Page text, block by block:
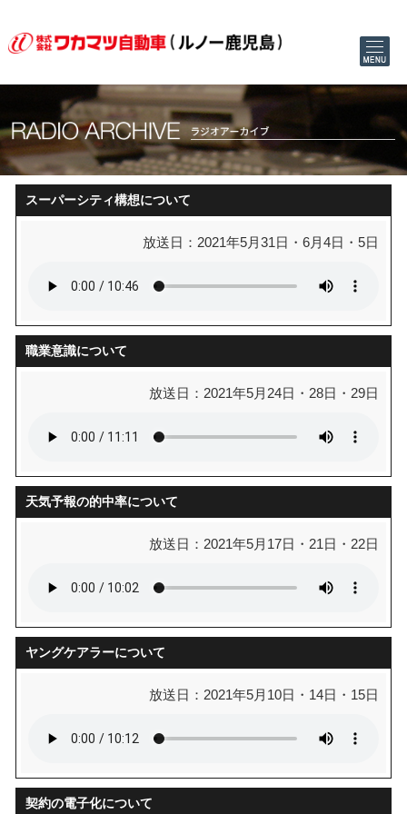
スーパーシティ構想について
放送日：2021年5月31日・6月4日・5日
職業意識について
放送日：2021年5月24日・28日・29日
天気予報の的中率について
放送日：2021年5月17日・21日・22日
ヤングケアラーについて
放送日：2021年5月10日・14日・15日
契約の電子化について